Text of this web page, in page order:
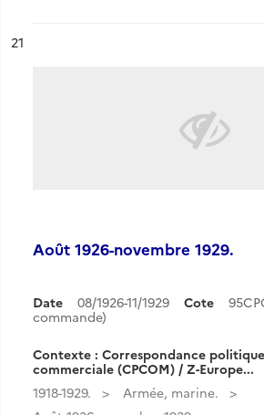
n°
21
Août 1926-novembre 1929.
Date 08/1926-11/1929 Cote
commande)
Contexte : Correspondance
commerciale (CPCOM) / Z-Europe...
1918-1929.
Armée, marine.